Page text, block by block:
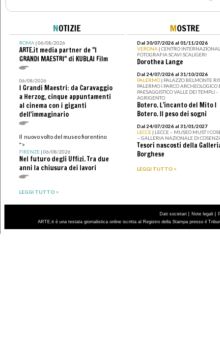
NOTIZIE
ROMA| 06/08/2026
ARTE.it media partner de "I
GRANDI MAESTRI" di KUBLAI Film
06/08/2026
I Grandi Maestri: da Caravaggio
a Herzog, cinque appuntamenti
al cinema con i giganti
dell'immaginario
Il nuovo volto del museo fiorentino
">
FIRENZE| 06/08/2026
Nel futuro degli Uffizi. Tra due
anni la chiusura dei lavori
LEGGI TUTTO >
MOSTRE
Dal 30/07/2026 al 01/11/2026
VERONA | CENTRO
FOTOGRAFIA SCAVI SCALIGERI
Dorothea Lange
Dal 24/07/2026 al 31/10/2026
PALERMO | PALAZZO BELMONTE
PALERMO I PARCO ARCHEOLOGICO
PAESAGGISTICO VALLE DEI TEMPLI -
AGRIGENTO
Botero. L’incanto del Mito I
Botero. Il peso dei sogni
Dal 24/07/2026 al 31/01/2027
LECCE | LECCE – MUSEO MUST I
– GALLERIA NAZIONALE DI
Tesori nascosti della
Borghese
LEGGI TUTTO >
Dati societari | Note legali |
ARTE.it è una testata giornalistica online iscritta al Registro della Stampa presso il